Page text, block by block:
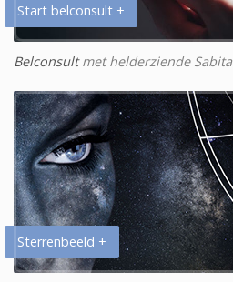
Start belconsult +
Belconsultmet helderziende Sabita
Sterrenbeeld +